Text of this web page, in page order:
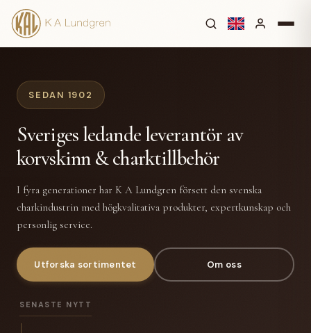
SEDAN 1902
Sveriges ledande leverantör av
korvskinn & charktillbehör
I fyra generationer har K A Lundgren försett den svenska
charkindustrin med högkvalitativa produkter, expertkunskap och
personlig service.
Utforska sortimentet Om oss
SENASTE NYTT